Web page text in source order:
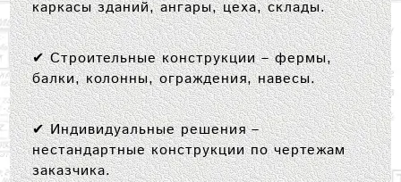
каркасы зданий, ангары, цеха, склады.
✔Строительные конструкции– фермы,
балки, колонны, ограждения, навесы.
✔Индивидуальные решения–
нестандартные конструкции по чертежам
заказчика.